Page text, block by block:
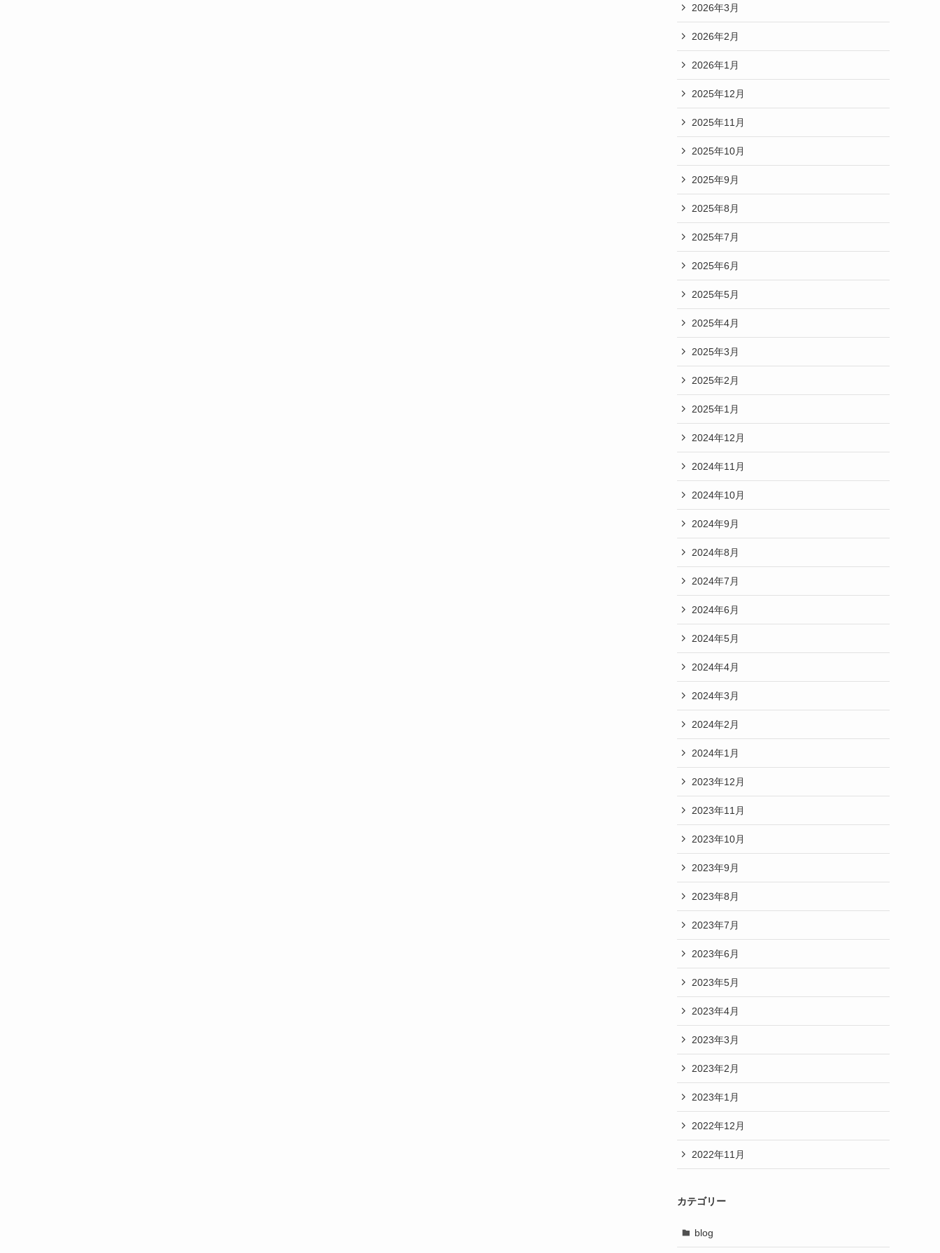
2026年3月
2026年2月
2026年1月
2025年12月
2025年11月
2025年10月
2025年9月
2025年8月
2025年7月
2025年6月
2025年5月
2025年4月
2025年3月
2025年2月
2025年1月
2024年12月
2024年11月
2024年10月
2024年9月
2024年8月
2024年7月
2024年6月
2024年5月
2024年4月
2024年3月
2024年2月
2024年1月
2023年12月
2023年11月
2023年10月
2023年9月
2023年8月
2023年7月
2023年6月
2023年5月
2023年4月
2023年3月
2023年2月
2023年1月
2022年12月
2022年11月
カテゴリー
blog